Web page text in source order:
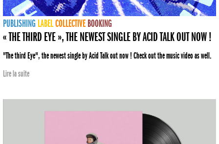
PUBLISHING LABELCOLLECTIVE BOOKING
« THE THIRD EYE », THE NEWEST SINGLE BY ACID TALK OUT NOW !
"The third Eye", the newest single by Acid Talk out now ! Check out the music video as well.
Lire la suite